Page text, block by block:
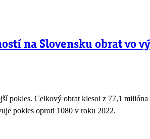
na Slovensku obrat vo
pokles. Celkový obrat klesol z 77,1
pokles oproti 1080 v roku 2022.